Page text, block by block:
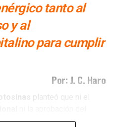
tanto al
y al
para cumplir
Por: J. C. Haro
planteó que ni el
han sido suficientes para